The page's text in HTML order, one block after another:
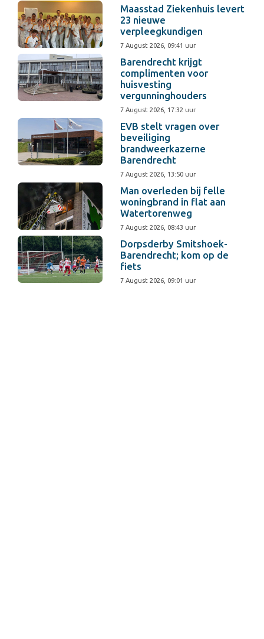
Maasstad Ziekenhuis levert
23 nieuwe
verpleegkundigen
7 August 2026, 09:41 uur
Barendrecht krijgt
complimenten voor
huisvesting
vergunninghouders
7 August 2026, 17:32 uur
EVB stelt vragen over
beveiliging
brandweerkazerne
Barendrecht
7 August 2026, 13:50 uur
Man overleden bij felle
woningbrand in flat aan
Watertorenweg
7 August 2026, 08:43 uur
Dorpsderby Smitshoek-
Barendrecht; kom op de
fiets
7 August 2026, 09:01 uur